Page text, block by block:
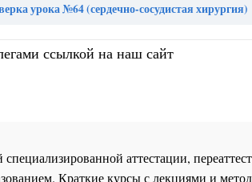
урока №64 (сердечно-сосудистая хирургия)
ссылкой на наш сайт
аттестации,
Краткие курсы с лекциями и